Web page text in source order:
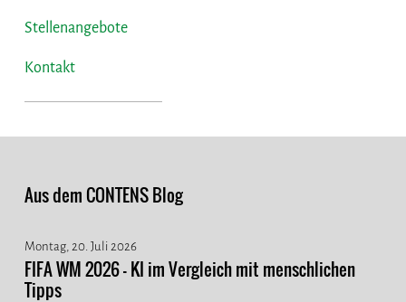
Stellenangebote
Kontakt
Aus dem CONTENS Blog
Montag, 20. Juli 2026
FIFA WM 2026 - KI im Vergleich mit menschlichen
Tipps